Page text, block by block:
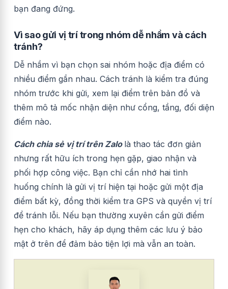
bạn đang đứng.
Vì sao gửi vị trí trong nhóm dễ nhầm và cách
tránh?
Dễ nhầm vì bạn chọn sai nhóm hoặc địa điểm có
nhiều điểm gần nhau. Cách tránh là kiểm tra đúng
nhóm trước khi gửi, xem lại điểm trên bản đồ và
thêm mô tả mốc nhận diện như cổng, tầng, đối diện
điểm nào.
Cách chia sẻ vị trí trên Zalo là thao tác đơn giản
nhưng rất hữu ích trong hẹn gặp, giao nhận và
phối hợp công việc. Bạn chỉ cần nhớ hai tình
huống chính là gửi vị trí hiện tại hoặc gửi một địa
điểm bất kỳ, đồng thời kiểm tra GPS và quyền vị trí
để tránh lỗi. Nếu bạn thường xuyên cần gửi điểm
hẹn cho khách, hãy áp dụng thêm các lưu ý bảo
mật ở trên để đảm bảo tiện lợi mà vẫn an toàn.